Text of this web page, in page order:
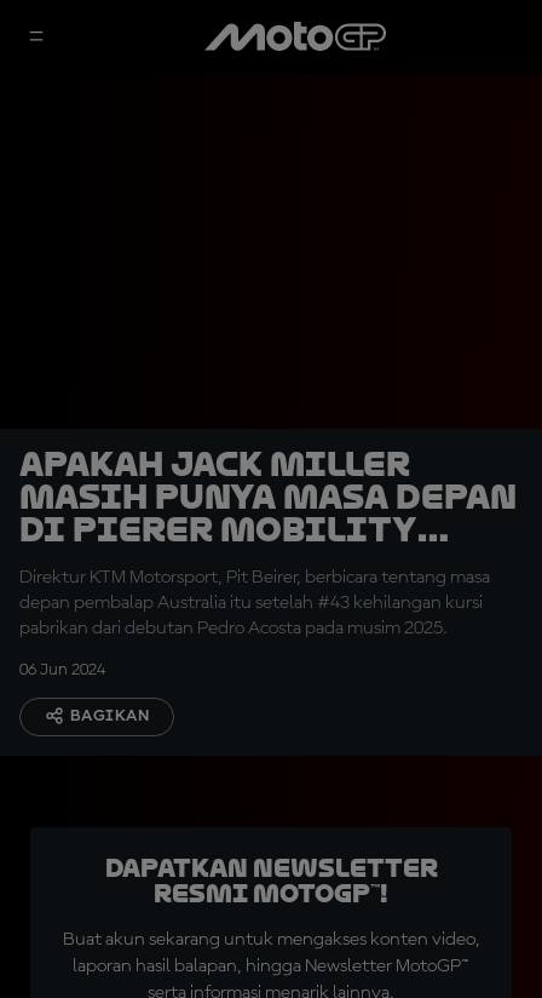
Apakah Jack Miller
Masih Punya Masa Depan
di Pierer Mobility
Group?
Direktur KTM Motorsport, Pit Beirer, berbicara tentang masa
depan pembalap Australia itu setelah #43 kehilangan kursi
pabrikan dari debutan Pedro Acosta pada musim 2025.
06 Jun 2024
BAGIKAN
Dapatkan Newsletter
Resmi MotoGP™!
Buat akun sekarang untuk mengakses konten video,
laporan hasil balapan, hingga Newsletter MotoGP™
serta informasi menarik lainnya.